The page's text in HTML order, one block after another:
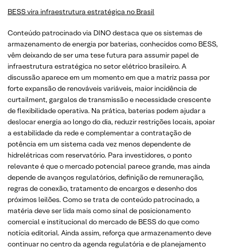
BESS vira infraestrutura estratégica no Brasil
Conteúdo patrocinado via DINO destaca que os sistemas de
armazenamento de energia por baterias, conhecidos como BESS,
vêm deixando de ser uma tese futura para assumir papel de
infraestrutura estratégica no setor elétrico brasileiro. A
discussão aparece em um momento em que a matriz passa por
forte expansão de renováveis variáveis, maior incidência de
curtailment, gargalos de transmissão e necessidade crescente
de flexibilidade operativa. Na prática, baterias podem ajudar a
deslocar energia ao longo do dia, reduzir restrições locais, apoiar
a estabilidade da rede e complementar a contratação de
potência em um sistema cada vez menos dependente de
hidrelétricas com reservatório. Para investidores, o ponto
relevante é que o mercado potencial parece grande, mas ainda
depende de avanços regulatórios, definição de remuneração,
regras de conexão, tratamento de encargos e desenho dos
próximos leilões. Como se trata de conteúdo patrocinado, a
matéria deve ser lida mais como sinal de posicionamento
comercial e institucional do mercado de BESS do que como
notícia editorial. Ainda assim, reforça que armazenamento deve
continuar no centro da agenda regulatória e de planejamento